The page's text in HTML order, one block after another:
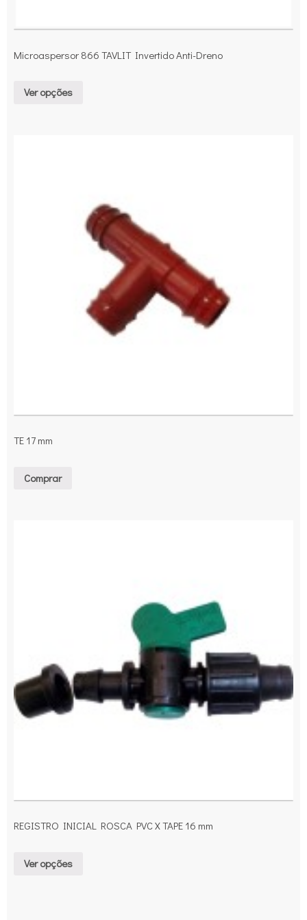
Microaspersor 866 TAVLIT Invertido Anti-Dreno
Ver opções
TE 17 mm
Comprar
REGISTRO INICIAL ROSCA PVC X TAPE 16 mm
Ver opções